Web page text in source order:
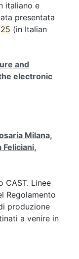
italiano e
presentata
25 (in Italian
and
electronic
Milana,
Feliciani,
CAST. Linee
Regolamento
produzione
a venire in